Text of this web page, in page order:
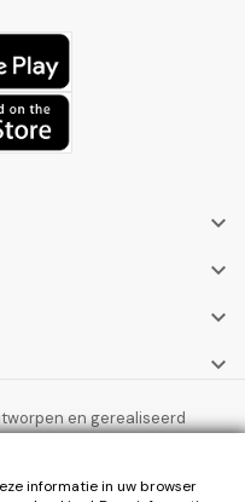




en gerealiseerd
informatie in uw browser